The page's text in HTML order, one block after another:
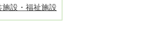
設・福祉施設